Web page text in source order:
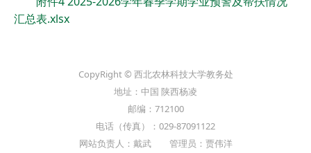
汇总表.xlsx
CopyRight © 西北农林科技大学教务处
地址：中国 陕西杨凌
邮编：712100
电话（传真）：029-87091122
网站负责人：戴武 管理员：贾伟洋